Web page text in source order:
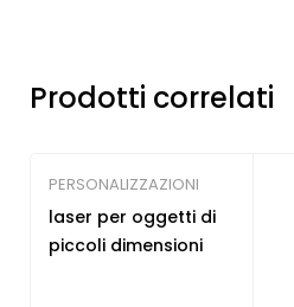
Prodotti correlati
PERSONALIZZAZIONI
laser per oggetti di
piccoli dimensioni